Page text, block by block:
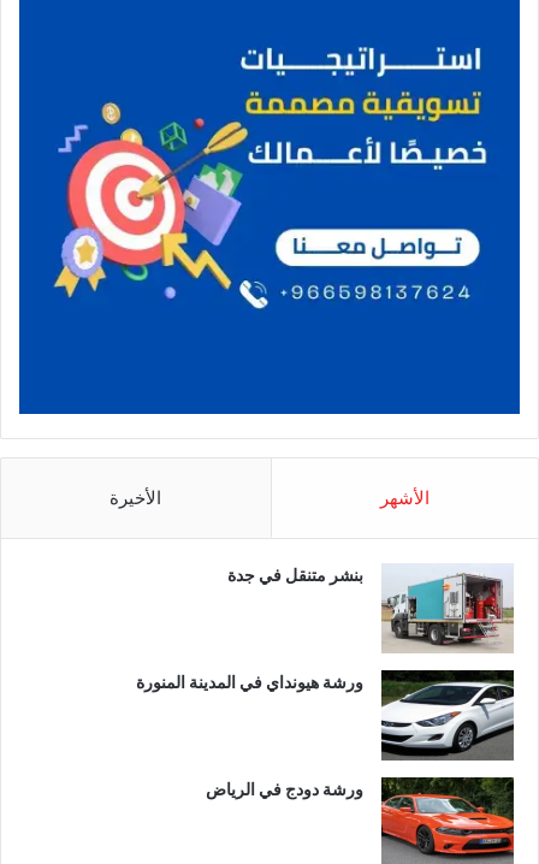
الأشهر الأخيرة
بنشر متنقل في جدة
ورشة هيونداي في المدينة المنورة
ورشة دودج في الرياض